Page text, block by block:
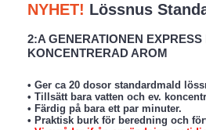
NYHET! Lössnus
2:A GENERATIONEN
KONCENTRERAD AROM
• Ger ca 20 dosor standardmald
• Tillsätt bara vatten och ev.
• Färdig på bara ett par minuter.
• Praktisk burk för beredning och